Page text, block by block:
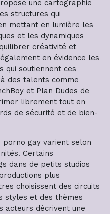
une cartographie
structures qui
mettant en lumière les
et les dynamiques
créativité et
en évidence les
qui soutiennent ces
des talents comme
et Plan Dudes de
librement tout en
de sécurité et de bien-
porno gay varient selon
Certains
dans de petits studios
plus
choisissent des circuits
styles et des thèmes
acteurs décrivent une